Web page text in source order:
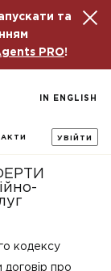
та
PRO!
УВІЙТИ
IN ENGLISH
кодексу
договір про